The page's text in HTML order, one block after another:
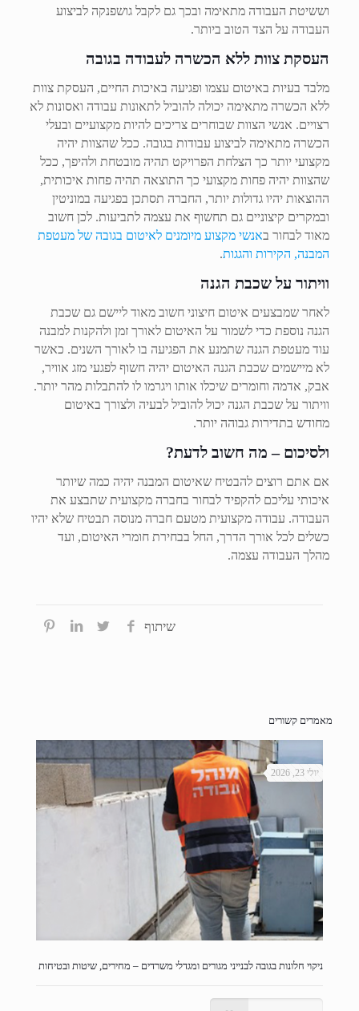
וששיטת העבודה מתאימה ובכך גם לקבל גושפנקה לביצוע
העבודה על הצד הטוב ביותר.
העסקת צוות ללא הכשרה לעבודה בגובה
מלבד בעיות באיטום עצמו ופגיעה באיכות החיים, העסקת צוות
ללא הכשרה מתאימה יכולה להוביל לתאונות עבודה ואסונות לא
רצויים. אנשי הצוות שבוחרים צריכים להיות מקצועיים ובעלי
הכשרה מתאימה לביצוע עבודות בגובה. ככל שהצוות יהיה
מקצועי יותר כך הצלחת הפרויקט תהיה מובטחת ולהיפך, ככל
שהצוות יהיה פחות מקצועי כך התוצאה תהיה פחות איכותית,
ההוצאות יהיו גדולות יותר, החברה תסתכן בפגיעה במוניטין
ובמקרים קיצוניים גם תחשוף את עצמה לתביעות. לכן חשוב
מאוד לבחור באנשי מקצוע מיומנים לאיטום בגובה של מעטפת
המבנה, הקירות והגגות.
וויתור על שכבת הגנה
לאחר שמבצעים איטום חיצוני חשוב מאוד ליישם גם שכבת
הגנה נוספת כדי לשמור על האיטום לאורך זמן ולהקנות למבנה
עוד מעטפת הגנה שתמנע את הפגיעה בו לאורך השנים. כאשר
לא מיישמים שכבת הגנה האיטום יהיה חשוף לפגעי מזג אוויר,
אבק, אדמה וחומרים שיכלו אותו ויגרמו לו להתבלות מהר יותר.
וויתור על שכבת הגנה יכול להוביל לבעיה ולצורך באיטום
מחודש בתדירות גבוהה יותר.
ולסיכום – מה חשוב לדעת?
אם אתם רוצים להבטיח שאיטום המבנה יהיה כמה שיותר
איכותי עליכם להקפיד לבחור בחברה מקצועית שתבצע את
העבודה. עבודה מקצועית מטעם חברה מנוסה תבטיח שלא יהיו
כשלים לכל אורך הדרך, החל בבחירת חומרי האיטום, ועד
מהלך העבודה עצמה.
שיתוף
מאמרים קשורים
יולי 23, 2026
ניקוי חלונות בגובה לבנייני מגורים ומגדלי משרדים – מחירים, שיטות ובטיחות